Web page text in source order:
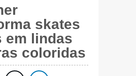
skates
em lindas
coloridas